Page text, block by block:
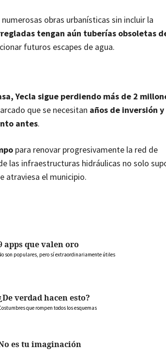
obras urbanísticas sin incluir la
tengan aún tuberías obsoletas
futuros escapes de agua.
Yecla sigue perdiendo más de 2
que se necesitan años de inversión y
antes.
para renovar progresivamente la red de
las infraestructuras hidráulicas no solo
atraviesa el municipio.
apps que valen oro
son populares, pero sí extraordinariamente útiles
verdad hacen esto?
que rompen todos los esquemas
es tu imaginación